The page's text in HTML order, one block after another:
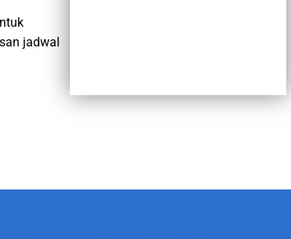
jadwal